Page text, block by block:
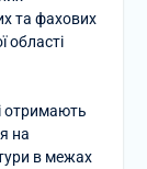
та фахових
області
отримають
на
в межах